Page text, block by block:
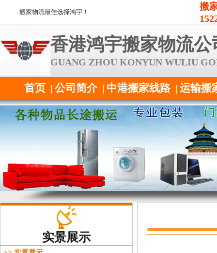
搬家物流最佳选择鸿宇！
搬
香港鸿宇搬家物流公
GUANG ZHOU KONYUN WULIU
首页 | 公司简介| 中港搬家线路| 运输搬
实景展示